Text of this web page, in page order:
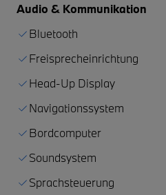
Audio & Kommunikation
Bluetooth
Freisprecheinrichtung
Head-Up Display
Navigationssystem
Bordcomputer
Soundsystem
Sprachsteuerung